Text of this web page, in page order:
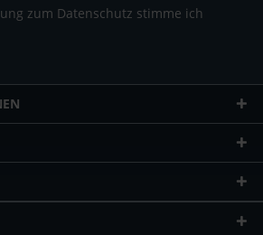
zum Datenschutz stimme ich